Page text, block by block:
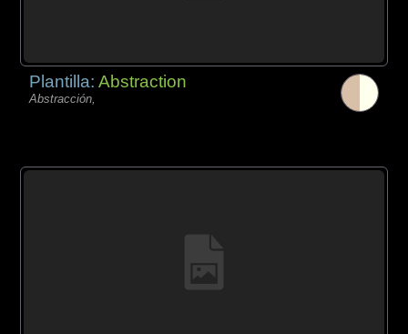
Plantilla:Abstraction
Abstracción,